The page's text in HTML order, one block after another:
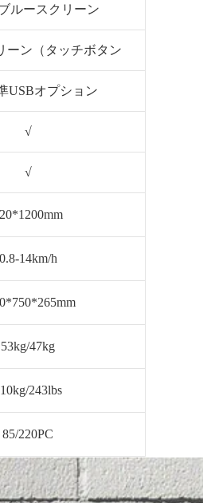
ルースクリーン
ーン（タッチボタン
USBオプション
√
√
0.8-14km/h
53kg/47kg
243lbs
85/220PC